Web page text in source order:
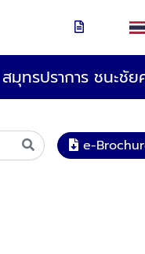
มุทรปราการ ชนะชั
e-